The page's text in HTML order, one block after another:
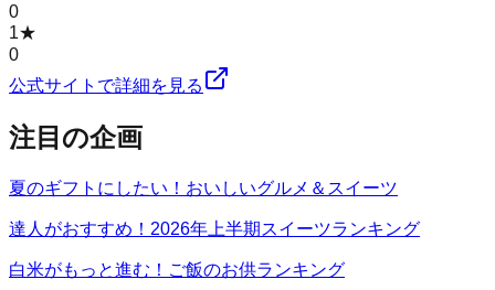
0
1★
0
公式サイトで詳細を見る
注目の企画
夏のギフトにしたい！おいしいグルメ＆スイーツ
達人がおすすめ！2026年上半期スイーツランキング
白米がもっと進む！ご飯のお供ランキング